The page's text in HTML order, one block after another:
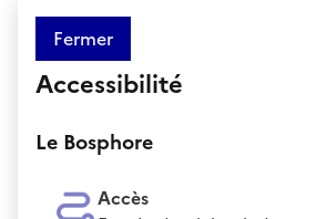
Fermer
Accessibilité
Le Bosphore
Accès